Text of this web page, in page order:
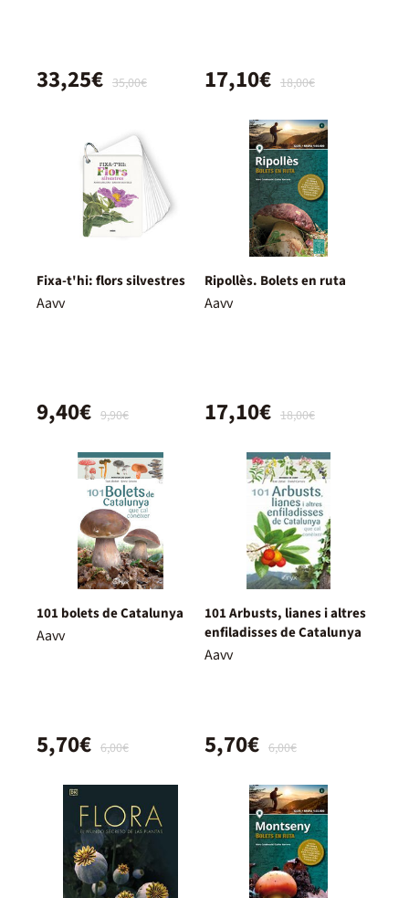
35,00€
33,25€ 18,00€
17,10€
Fixa-t'hi: flors silvestres
Aavv
9,90€
9,40€
Ripollès. Bolets en ruta
Aavv
18,00€
17,10€
101 bolets de Catalunya
Aavv
6,00€
5,70€
101 Arbusts, lianes i altres
enfiladisses de Catalunya
Aavv
6,00€
5,70€